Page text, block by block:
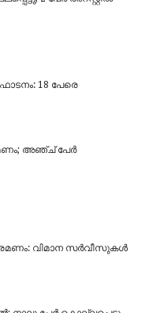
18 പേരെ
അഞ്ച് പേർ
വിമാന സര്‍വീസുകള്‍